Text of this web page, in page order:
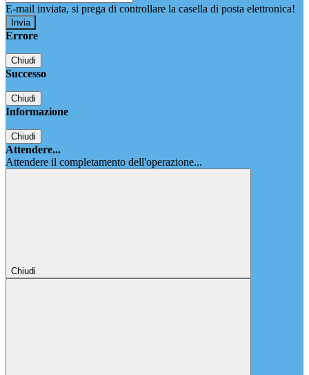
E-mail inviata, si prega di controllare la casella di posta elettronica!
Errore
Chiudi
Successo
Chiudi
Informazione
Chiudi
Attendere...
Attendere il completamento dell'operazione...
Chiudi